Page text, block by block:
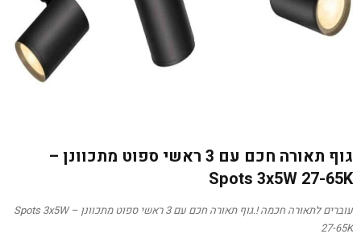
גוף תאורה חכם עם 3 ראשי ספוט מתכוונן –
Spots 3x5W 27-65K
עוברים לתאורה חכמה !.גוף תאורה חכם עם 3 ראשי ספוט מתכוונן – Spots 3x5W
27-65K